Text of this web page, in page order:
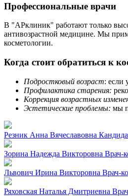
Профессиональные врачи
В "АРклиник" работают только
антивозрастной медицине. Мы
косметологии.
Когда стоит обратиться к
Подростковый возраст: если
Профилактика старения:
Коррекция возрастных
Эстетические проблемы: мы
Резник Анна Вячеславовна
Зорина Надежда Викторовна Врач-
Львович Ирина Викторовна Врач-
Ряховская Наталья Дмитриевна